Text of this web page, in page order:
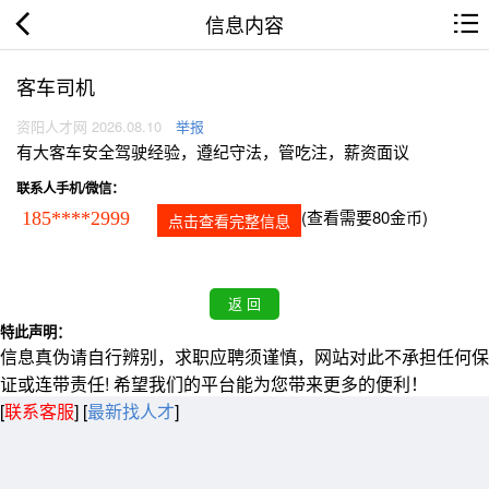
信息内容
客车司机
资阳人才网 2026.08.10 举报
有大客车安全驾驶经验，遵纪守法，管吃注，薪资面议
联系人手机/微信：
185****2999 点击查看完整信息 (查看需要80金币)
特此声明：
信息真伪请自行辨别，求职应聘须谨慎，网站对此不承担任何保
证或连带责任! 希望我们的平台能为您带来更多的便利！
[联系客服] [最新找人才]